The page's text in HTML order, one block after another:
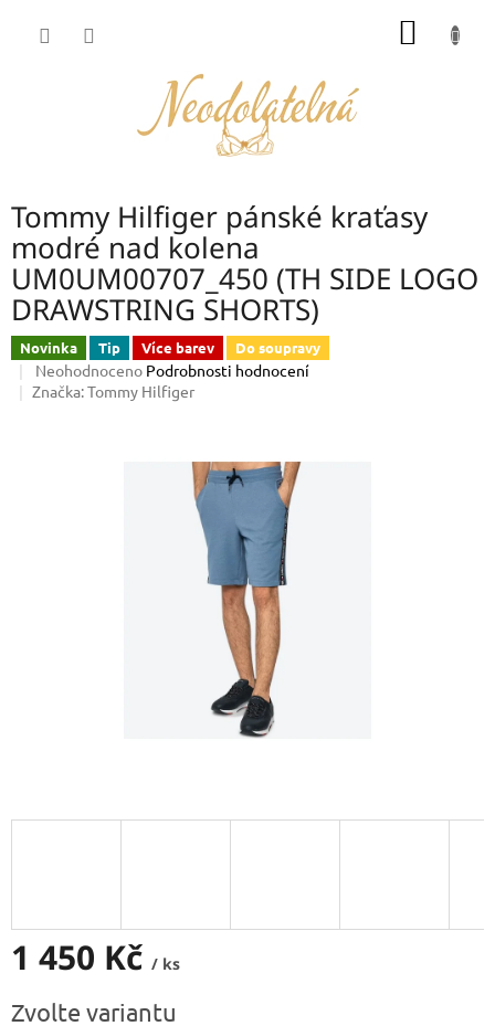
Tommy Hilfiger pánské kraťasy
modré nad kolena
UM0UM00707_450 (TH SIDE LOGO
DRAWSTRING SHORTS)
Novinka Tip Více barev Do soupravy
Průměrné
hodnocení
Neohodnoceno Podrobnosti hodnocení
Značka:Tommy Hilfiger
1 450 Kč / ks
cena:
Zvolte variantu